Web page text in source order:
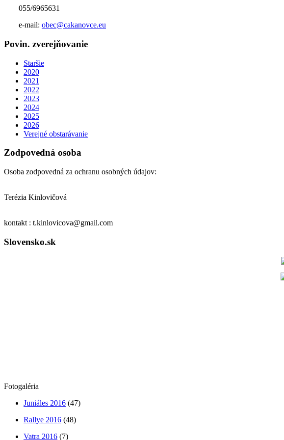
055/6965631
e-mail: obec@cakanovce.eu
Povin. zverejňovanie
Staršie
2020
2021
2022
2023
2024
2025
2026
Verejné obstarávanie
Zodpovedná osoba
Osoba zodpovedná za ochranu osobných údajov:
Terézia Kinlovičová
kontakt : t.kinlovicova@gmail.com
Slovensko.sk
Fotogaléria
Juniáles 2016 (47)
Rallye 2016 (48)
Vatra 2016 (7)